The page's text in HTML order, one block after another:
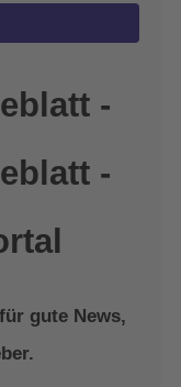
-
-
gute News,